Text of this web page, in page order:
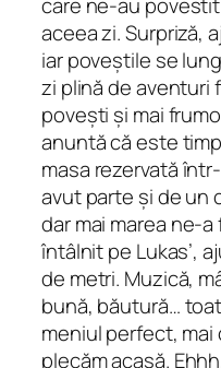
aceea zi. Surpriză,
iar poveștile se
zi plină de aventuri
povești și mai
anuntă că este
masa rezervată
avut parte și de un
dar mai marea ne-
întâlnit pe Lukas’,
de metri. Muzică,
bună, băutură…
meniul perfect, mai
plecăm acasă.